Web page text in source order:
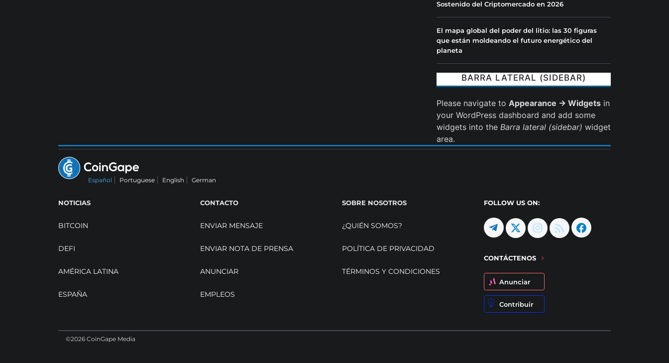
Sostenido del Criptomercado en 2026
El mapa global del poder del litio: las 30 figuras
que están moldeando el futuro energético del
planeta
BARRA LATERAL (SIDEBAR)
Please navigate to Appearance → Widgets in
your WordPress dashboard and add some
widgets into the Barra lateral (sidebar) widget
area.
Español Portuguese English German
NOTICIAS
BITCOIN
DEFI
AMÉRICA LATINA
ESPAÑA
CONTACTO
ENVIAR MENSAJE
ENVIAR NOTA DE PRENSA
ANUNCIAR
EMPLEOS
SOBRE NOSOTROS
¿QUIÉN SOMOS?
POLÍTICA DE PRIVACIDAD
TÉRMINOS Y CONDICIONES
FOLLOW US ON:
CONTÁCTENOS
Anunciar
Contribuir
©2026 CoinGape Media